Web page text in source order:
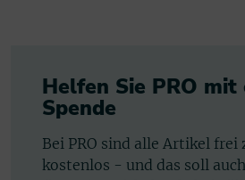
Helfen Sie PRO mit
Spende
Bei PRO sind alle Artikel frei
kostenlos - und das soll